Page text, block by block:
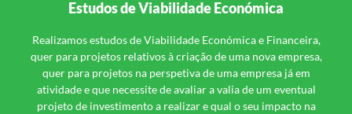
Estudos de Viabilidade Económica
Realizamos estudos de Viabilidade Económica e Financeira,
quer para projetos relativos à criação de uma nova empresa,
quer para projetos na perspetiva de uma empresa já em
atividade e que necessite de avaliar a valia de um eventual
projeto de investimento a realizar e qual o seu impacto na